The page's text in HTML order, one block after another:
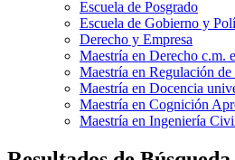
Escuela de Posgrado
Escuela de Gobierno y
Derecho y Empresa
Maestría en Derecho c.m.
Maestría en Regulación
Maestría en Docencia
Maestría en Cognición
Maestría en Ingeniería